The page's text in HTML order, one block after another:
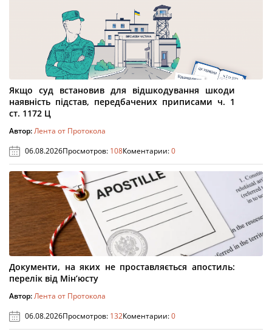
Якщо суд встановив для відшкодування шкоди
наявність підстав, передбачених приписами ч. 1
ст. 1172 Ц
Автор:Лента от Протокола
06.08.2026Просмотров: 108Коментарии:0
Документи, на яких не проставляється апостиль:
перелік від Мін’юсту
Автор:Лента от Протокола
06.08.2026Просмотров: 132Коментарии:0